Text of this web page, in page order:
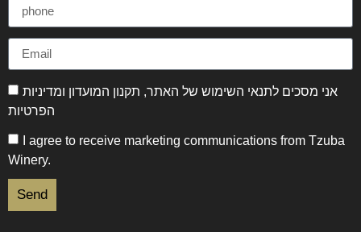
אני מסכים לתנאי השימוש של האתר, תקנון המועדון ומדיניות
הפרטיות
I agree to receive marketing communications from Tzuba
Winery.
Send